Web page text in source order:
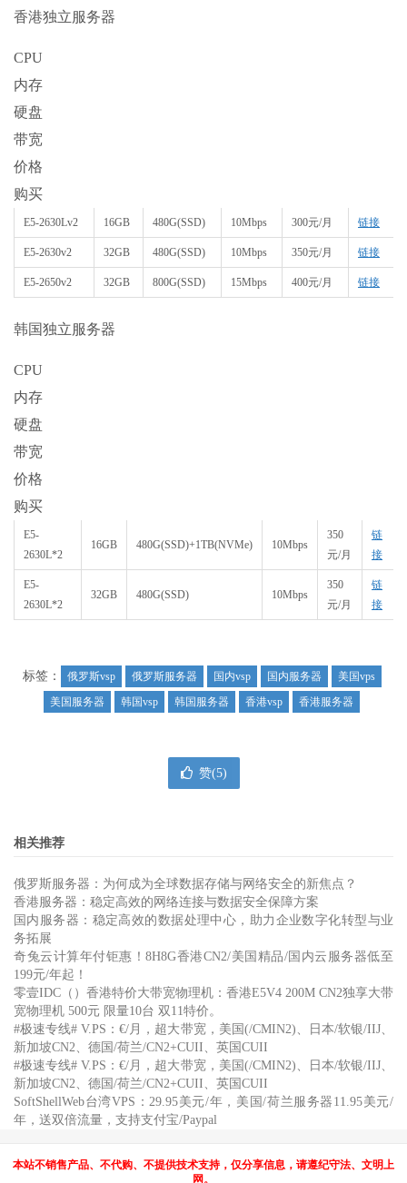
香港独立服务器
CPU
内存
硬盘
带宽
价格
购买
E5-2630Lv2 16GB 480G(SSD) 10Mbps 300元/月 链接
E5-2630v2 32GB 480G(SSD) 10Mbps 350元/月 链接
E5-2650v2 32GB 800G(SSD) 15Mbps 400元/月 链接
韩国独立服务器
CPU
内存
硬盘
带宽
价格
购买
E5-
2630L*2
16GB 480G(SSD)+1TB(NVMe) 10Mbps
350
元/月
链
接
E5-
2630L*2
32GB 480G(SSD) 10Mbps
350
元/月
链
接
标签： 俄罗斯vsp 俄罗斯服务器 国内vsp 国内服务器
美国vps
美国服务器
韩国vsp 韩国服务器 香港vsp 香港服务器
赞(5)
相关推荐
俄罗斯服务器：为何成为全球数据存储与网络安全的新焦点？
香港服务器：稳定高效的网络连接与数据安全保障方案
国内服务器：稳定高效的数据处理中心，助力企业数字化转型与业
务拓展
奇兔云计算年付钜惠！8H8G香港CN2/美国精品/国内云服务器低至
199元/年起！
零壹IDC（）香港特价大带宽物理机：香港E5V4 200M CN2独享大带
宽物理机 500元 限量10台 双11特价。
#极速专线# V.PS：€/月，超大带宽，美国(/CMIN2)、日本/软银/IIJ、
新加坡CN2、德国/荷兰/CN2+CUII、英国CUII
#极速专线# V.PS：€/月，超大带宽，美国(/CMIN2)、日本/软银/IIJ、
新加坡CN2、德国/荷兰/CN2+CUII、英国CUII
SoftShellWeb台湾VPS：29.95美元/年，美国/荷兰服务器11.95美元/
年，送双倍流量，支持支付宝/Paypal
本站不销售产品、不代购、不提供技术支持，仅分享信息，请遵纪守法、文明上
网。